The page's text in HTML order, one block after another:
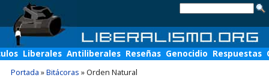
Liberales Antiliberales Reseñas Genocidio Respuestas
Portada »Bitácoras »Orden Natural